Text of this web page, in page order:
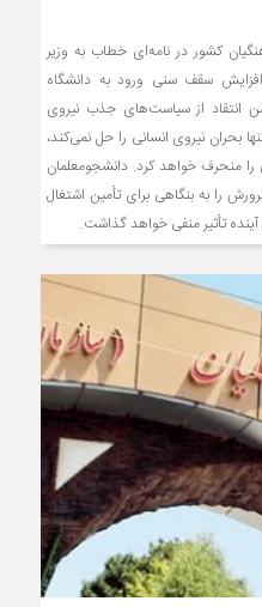
کشور در نامه‌ای خطاب به وزیر
سقف سنی ورود به دانشگاه
انتقاد از سیاست‌های جذب نیروی
بحران نیروی انسانی را حل نمی‌کند،
را منحرف خواهد کرد. دانشجومعلمان
را به بنگاهی برای تأمین اشتغال
تأثیر منفی خواهد گذاشت.